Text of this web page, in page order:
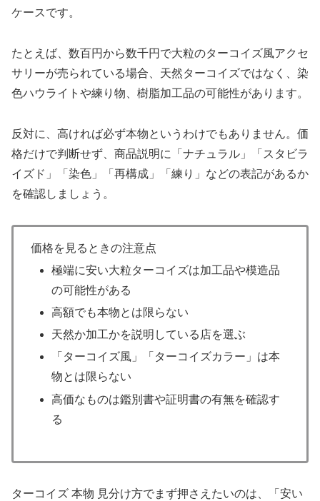
ケースです。
たとえば、数百円から数千円で大粒のターコイズ風アクセ
サリーが売られている場合、天然ターコイズではなく、染
色ハウライトや練り物、樹脂加工品の可能性があります。
反対に、高ければ必ず本物というわけでもありません。価
格だけで判断せず、商品説明に「ナチュラル」「スタビラ
イズド」「染色」「再構成」「練り」などの表記があるか
を確認しましょう。
価格を見るときの注意点
極端に安い大粒ターコイズは加工品や模造品
の可能性がある
高額でも本物とは限らない
天然か加工かを説明している店を選ぶ
「ターコイズ風」「ターコイズカラー」は本
物とは限らない
高価なものは鑑別書や証明書の有無を確認す
る
ターコイズ 本物 見分け方でまず押さえたいのは、「安い